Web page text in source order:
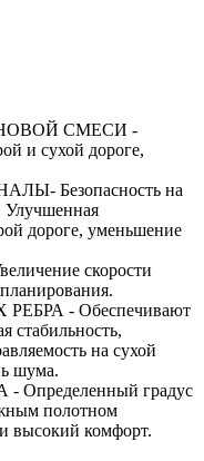
СМЕСИ -
и сухой дороге,
Безопасность на
Улучшенная
дороге, уменьшение
скорости
- Обеспечивают
стабильность,
на сухой
шума.
градус
полотном
высокий комфорт.